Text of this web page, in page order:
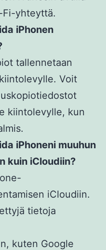
yhteyttä.
iPhonen
tallennetaan
Voit
kiintolevylle, kun
iPhoneni muuhun
kuin iCloudiin?
iCloudiin.
tietoja
kuten Google